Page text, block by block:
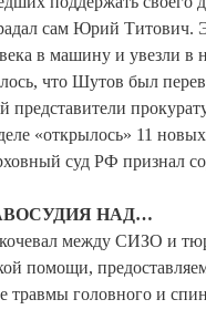
сам Юрий Титович.
в машину и увезли в
что Шутов был
представители
«открылось» 11
суд РФ признал
НАД…
между СИЗО и
помощи,
травмы головного и